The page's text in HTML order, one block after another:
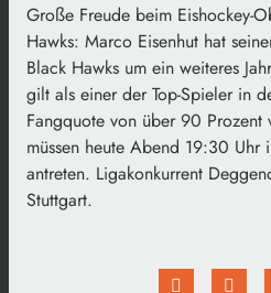
Große Freude beim Eishockey-
Hawks: Marco Eisenhut hat
Black Hawks um ein weiteres
gilt als einer der Top-Spieler in
Fangquote von über 90 Prozent
müssen heute Abend 19:30 Uhr
antreten. Ligakonkurrent
Stuttgart.